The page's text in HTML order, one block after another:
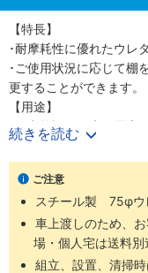
【特長】
･耐摩耗性に優れたウレ
･ご使用状況に応じて棚
更することができます。
【用途】
･研究施設、医療、厨房
･移動台として。
【材質】
･本体:ステンレス（
･キャスター金具:スチー
･車輪：ウレタン
続きを読む
ご注意
スチール製 75φウ
車上渡しのため、
場・個人宅は送料別
組立、設置、清掃